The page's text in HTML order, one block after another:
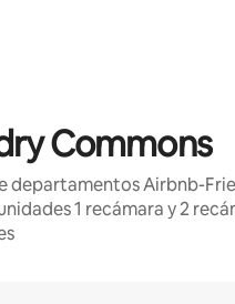
Commons
departamentos Airbnb-
1 recámara y 2